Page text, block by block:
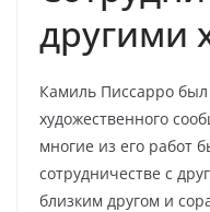
другими
Камиль Писсарро
художественного
многие из его работ
сотрудничестве с
близким другом и